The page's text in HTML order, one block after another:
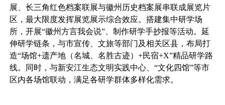
展、长三角红色档案联展与徽州历史档案展串联成展览片
区，最大限度发挥展览展示综合效应。搭建集中研学场
所，开展“徽州方言我会说”、制作研学手抄报等活动。延
伸研学链条，与市宣传、文旅等部门及相关区县，布局打
造“场馆+遗产地（名城、名胜古迹）+民宿+X”精品研学路
线。同时，与新安江生态文明实践中心、“文化四馆”等市
区内各场馆联动，满足各研学群体多样化需求。